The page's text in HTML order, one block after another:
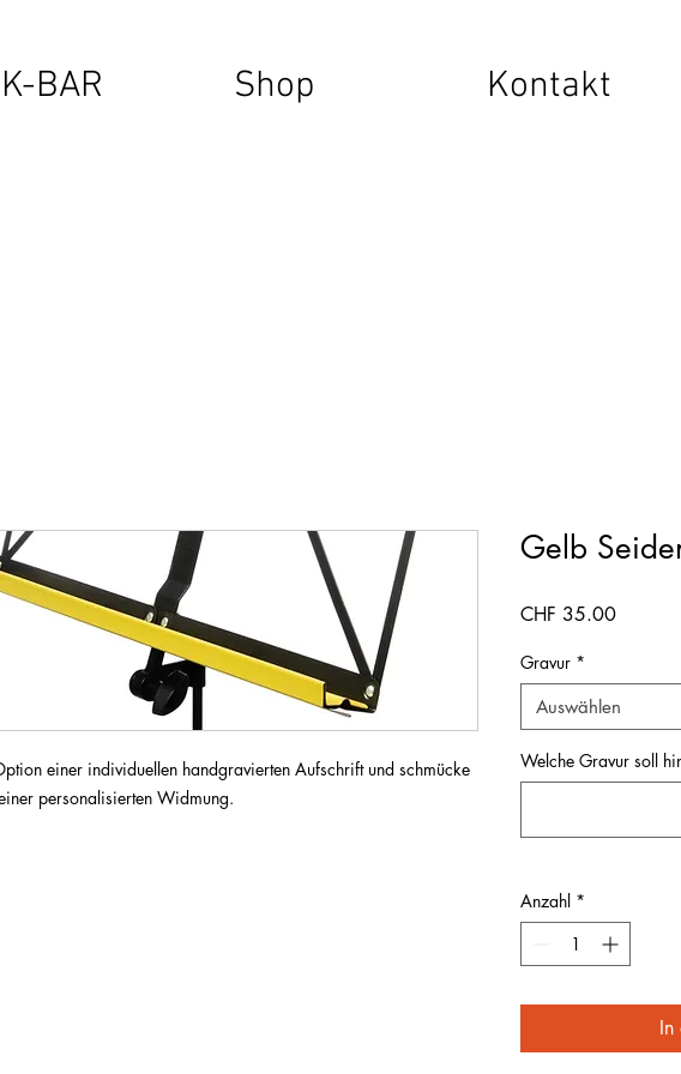
BAR Shop Kontakt
einer individuellen handgravierten Aufschrift und schmücke
personalisierten Widmung.
Gelb
CHF 35.00Preis
Gravur *
Auswählen
Welche Gravur soll
Anzahl *
In